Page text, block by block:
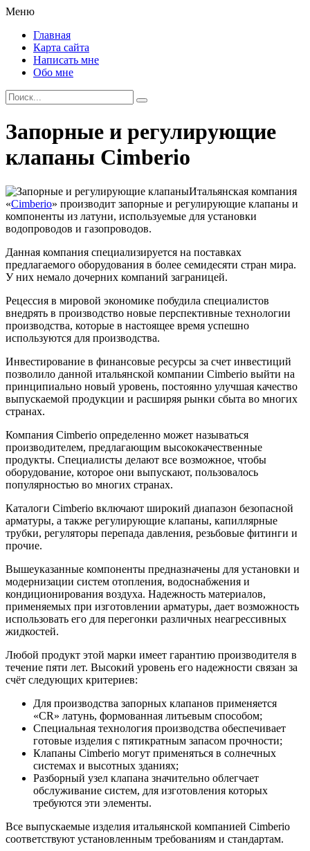
Меню
Главная
Карта сайта
Написать мне
Обо мне
Запорные и регулирующие
клапаны Cimberio
Итальянская компания
«Cimberio» производит запорные и регулирующие клапаны и
компоненты из латуни, используемые для установки
водопроводов и газопроводов.
Данная компания специализируется на поставках
предлагаемого оборудования в более семидесяти стран мира.
У них немало дочерних компаний заграницей.
Рецессия в мировой экономике побудила специалистов
внедрять в производство новые перспективные технологии
производства, которые в настоящее время успешно
используются для производства.
Инвестирование в финансовые ресурсы за счет инвестиций
позволило данной итальянской компании Cimberio выйти на
принципиально новый уровень, постоянно улучшая качество
выпускаемой продукции и расширяя рынки сбыта во многих
странах.
Компания Cimberio определенно может называться
производителем, предлагающим высококачественные
продукты. Специалисты делают все возможное, чтобы
оборудование, которое они выпускают, пользовалось
популярностью во многих странах.
Каталоги Cimberio включают широкий диапазон безопасной
арматуры, а также регулирующие клапаны, капиллярные
трубки, регуляторы перепада давления, резьбовые фитинги и
прочие.
Вышеуказанные компоненты предназначены для установки и
модернизации систем отопления, водоснабжения и
кондиционирования воздуха. Надежность материалов,
применяемых при изготовлении арматуры, дает возможность
использовать его для перегонки различных неагрессивных
жидкостей.
Любой продукт этой марки имеет гарантию производителя в
течение пяти лет. Высокий уровень его надежности связан за
счёт следующих критериев:
Для производства запорных клапанов применяется
«CR» латунь, формованная литьевым способом;
Специальная технология производства обеспечивает
готовые изделия с пятикратным запасом прочности;
Клапаны Cimberio могут применяться в солнечных
системах и высотных зданиях;
Разборный узел клапана значительно облегчает
обслуживание систем, для изготовления которых
требуются эти элементы.
Все выпускаемые изделия итальянской компанией Cimberio
соответствуют установленным требованиям и стандартам.